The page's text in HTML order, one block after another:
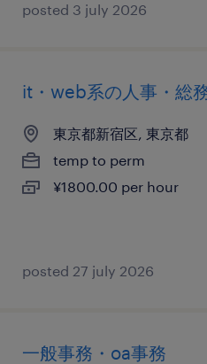
posted 3 july 2026
it・web系の人事・総
東京都新宿区, 東京都
temp to perm
¥1800.00 per hour
posted 27 july 2026
一般事務・oa事務